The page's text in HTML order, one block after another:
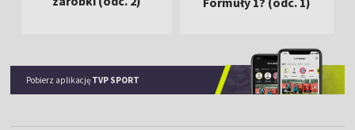
Pobierz aplikację TVP SPORT